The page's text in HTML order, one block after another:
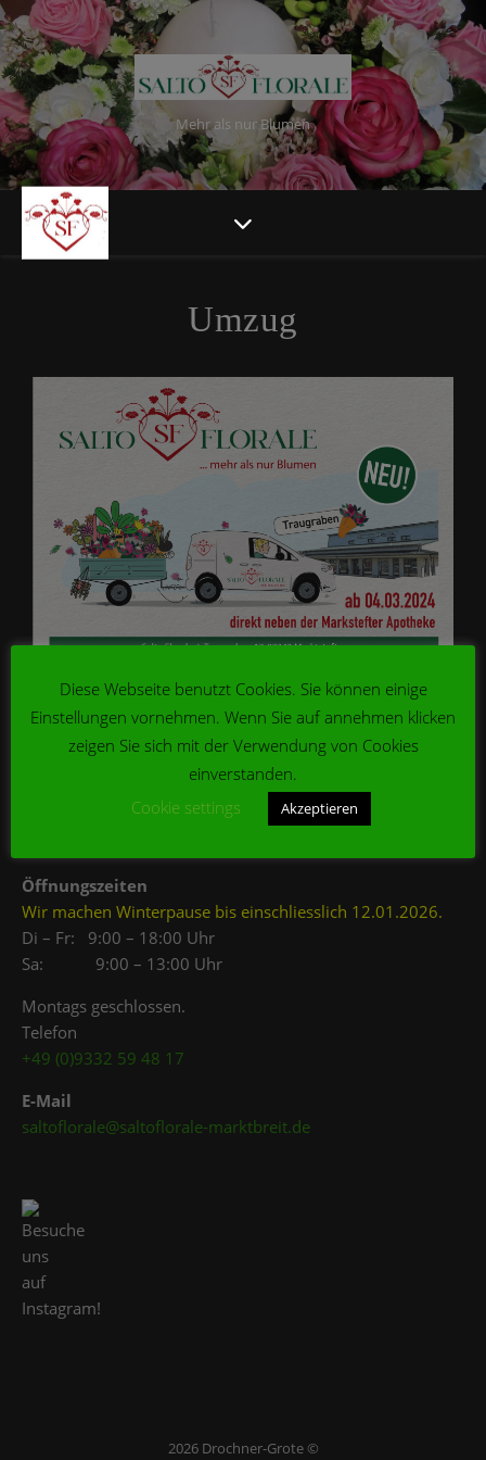
Mehr als nur Blumen
Umzug
KONTAKT
Am Traugraben 17
Öffnungszeiten
Wir machen Winterpause bis einschliesslich 12.01.2026.
Di – Fr: 9:00 – 18:00 Uhr
Sa: 9:00 – 13:00 Uhr
Montags geschlossen.
Telefon
+49 (0)9332 59 48 17
E-Mail
saltoflorale@saltoflorale-marktbreit.de
2026 Drochner-Grote ©
Diese Webseite benutzt Cookies. Sie können einige
Einstellungen vornehmen. Wenn Sie auf annehmen klicken
zeigen Sie sich mit der Verwendung von Cookies
einverstanden.
Cookie settings
Akzeptieren